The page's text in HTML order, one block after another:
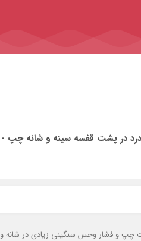
درد در پشت قفسه سینه و شانه چپ -
قفسه سینه سمت چپ و فشار وحس سنگینی